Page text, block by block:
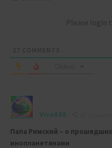
Please login
Viva888
Папа Римский – о
инопланетянами